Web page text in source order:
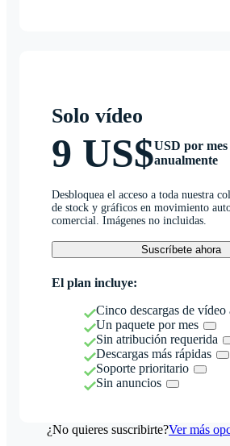
Solo vídeo
9 US$USD por
anualmente
Desbloquea el acceso a toda nuestra
de stock y gráficos en movimiento
comercial. Imágenes no incluidas.
Suscríbete ahora
El plan incluye:
Cinco descargas de vídeo
Un paquete por mes
Sin atribución requerida
Descargas más rápidas
Soporte prioritario
Sin anuncios
¿No quieres suscribirte?Ver más